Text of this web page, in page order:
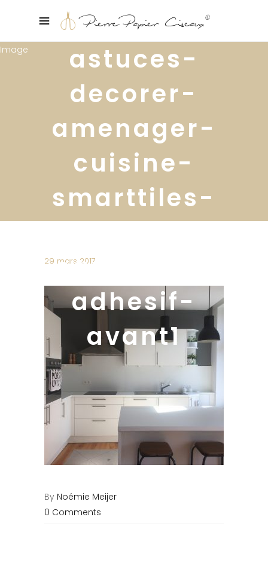
astuces-
decorer-
amenager-
cuisine-
smarttiles-
diy-
carrelage-
adhesif-
avant1
29 mars 2017
By Noémie Meijer
0 Comments